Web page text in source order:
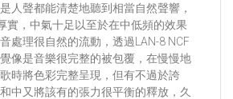
人聲都能清楚地聽到相當自然聲響，
實，中氣十足以至於在中低頻的效果
處理很自然的流動，透過LAN-8 NCF
像是音樂很完整的被包覆，在慢慢地
時將色彩完整呈現，但有不過於誇
中又將該有的張力很平衡的釋放，久